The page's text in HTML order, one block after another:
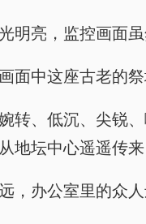
明亮，监控画面
面中这座古老的
转、低沉、尖锐
地坛中心遥遥传
，办公室里的众